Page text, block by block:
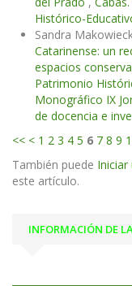
Histórico-
Sandra
Catarinense: un
espacios
Patrimonio
Monográfico IX
de docencia e
<< < 1 2 3 4 5 6 7 8 9
También puede Iniciar
este artículo.
INFORMACIÓN DE